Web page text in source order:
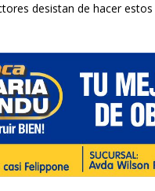
desistan de hacer estos